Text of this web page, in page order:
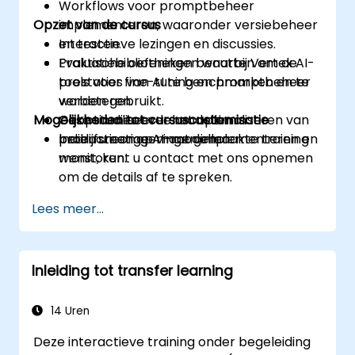
Workflows voor promptbeheer
implementeren, waaronder versiebeheer
en testen.
Evaluatiebibliotheken benutten om de
prestaties van AI te benchmarken en te
verbeteren.
Geoptimaliseerde modellen in
productieomgevingen implementeren en
monitoren.
Opzet van de cursus
Interactieve lezingen en discussies.
Praktische oefeningen waarbij Vertex AI-
tools voor fine-tuning en promptbeheer
worden gebruikt.
Case studies over het optimaliseren van
bedrijfsmatige AI-modellen.
Mogelijkheden tot cursuscustomisatie
Indien u een op maat gemaakte training
wenst, kunt u contact met ons opnemen
om de details af te spreken.
Lees meer...
Inleiding tot transfer learning
14 Uren
Deze interactieve training onder begeleiding